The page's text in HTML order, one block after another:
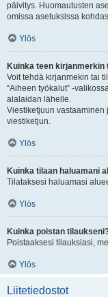
päivitys. Huomautusten
omissa asetuksissa
Ylös
Kuinka teen kirjanmerkin
Voit tehdä kirjanmekin tai
“Aiheen työkalut” -
alalaidan lähelle.
Viestiketjuun vastaaminen
viestiketjun.
Ylös
Kuinka tilaan haluamani
Tilataksesi haluamasi
Ylös
Kuinka poistan
Poistaaksesi tilauksiasi,
Ylös
Liitetiedostot